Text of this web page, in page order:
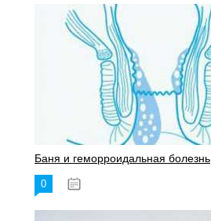
Баня и геморроидальная болезнь
0